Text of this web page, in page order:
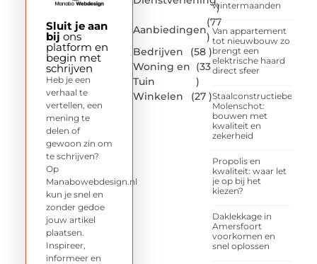
)
Aanbiedingen
(77
)
Bedrijven
(58 )
Woning en
Tuin
(33
)
Winkelen
(27 )
wintermaanden
Van appartement
tot nieuwbouw zo
brengt een
elektrische haard
direct sfeer
Staalconstructiebedrijf
Molenschot:
bouwen met
kwaliteit en
zekerheid
Propolis en
kwaliteit: waar let
je op bij het
kiezen?
Daklekkage in
Amersfoort
voorkomen en
snel oplossen
Sluit je aan
bij ons
platform en
begin met
schrijven
Heb je een
verhaal te
vertellen, een
mening te
delen of
gewoon zin om
te schrijven?
Op
Manabowebdesign.nl
kun je snel en
zonder gedoe
jouw artikel
plaatsen.
Inspireer,
informeer en